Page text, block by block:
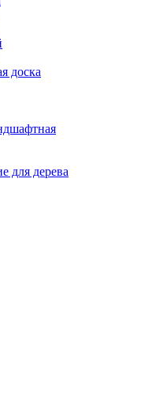
доска
для дерева